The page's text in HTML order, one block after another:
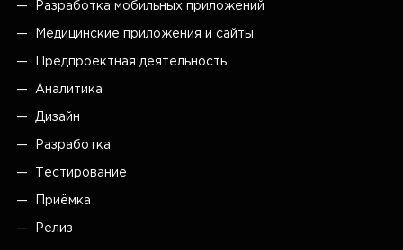
Разработка мобильных приложений
Медицинские приложения и сайты
Предпроектная деятельность
Аналитика
Дизайн
Разработка
Тестирование
Приёмка
Релиз